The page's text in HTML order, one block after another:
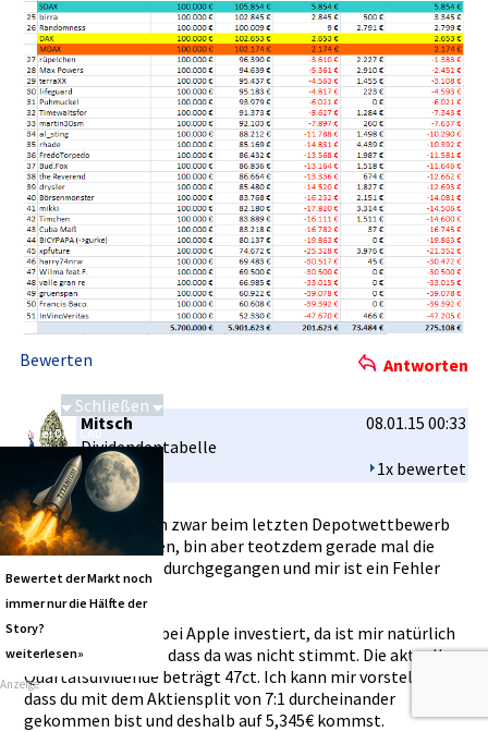
Bewerten Antworten
Mitsch 08.01.15 00:33
1x bewertet
Dividenden­tabelle
Hallo Fredo, ich bin zwar beim letzten Depotwettb­ewerb
nicht dabei gewesen, bin aber teotzdem gerade mal die
Dividenden­tabelle durchgegan­gen und mir ist ein Fehler
aufgefalle­n.
Ich war lange Zeit bei Apple investiert­, da ist mir natürlich
gleich aufgefalle­n, dass da was nicht stimmt. Die aktuelle
Quartalsdi­vidende beträgt 47ct. Ich kann mir vorstellen­,
dass du mit dem Aktienspli­t von 7:1 durcheinan­der
gekommen bist und deshalb auf 5,345€ kommst.
Schließen
Saga bei 0,53 CAD
Bewertet der Markt noch
immer nur die Hälfte der
Story?
weiterlesen»
Anzeige